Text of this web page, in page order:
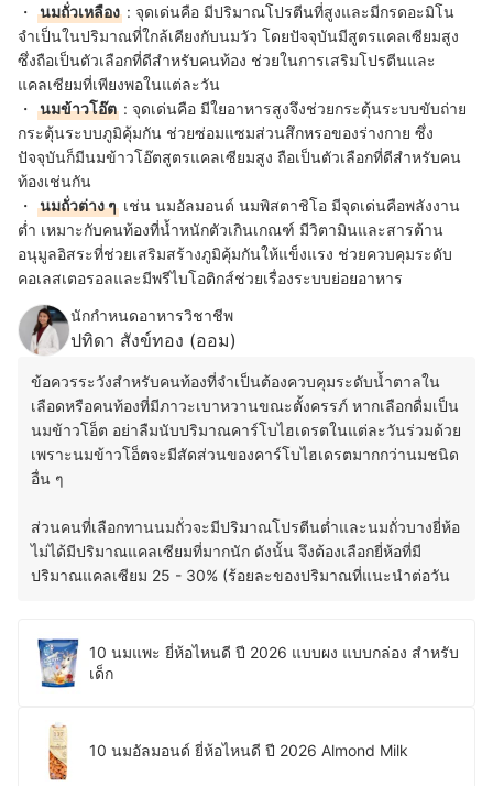
・ นมถั่วเหลือง : จุดเด่นคือ มีปริมาณโปรตีนที่สูงและมีกรดอะมิโน
จำเป็นในปริมาณที่ใกล้เคียงกับนมวัว โดยปัจจุบันมีสูตรแคลเซียมสูง
ซึ่งถือเป็นตัวเลือกที่ดีสำหรับคนท้อง ช่วยในการเสริมโปรตีนและ
แคลเซียมที่เพียงพอในแต่ละวัน
・
นมข้าวโอ๊ต : จุดเด่นคือ มีใยอาหารสูงจึงช่วยกระตุ้นระบบขับถ่าย
กระตุ้นระบบภูมิคุ้มกัน ช่วยซ่อมแซมส่วนสึกหรอของร่างกาย ซึ่ง
ปัจจุบันก็มีนมข้าวโอ๊ตสูตรแคลเซียมสูง ถือเป็นตัวเลือกที่ดีสำหรับคน
ท้องเช่นกัน
・
นมถั่วต่าง ๆ เช่น นมอัลมอนด์ นมพิสตาชิโอ มีจุดเด่นคือพลังงาน
ต่ำ เหมาะกับคนท้องที่น้ำหนักตัวเกินเกณฑ์ มีวิตามินและสารต้าน
อนุมูลอิสระที่ช่วยเสริมสร้างภูมิคุ้มกันให้แข็งแรง ช่วยควบคุมระดับ
คอเลสเตอรอลและมีพรีไบโอติกส์ช่วยเรื่องระบบย่อยอาหาร
นักกำหนดอาหารวิชาชีพ
ปทิดา สังข์ทอง (ออม)
ข้อควรระวังสำหรับคนท้องที่จำเป็นต้องควบคุมระดับน้ำตาลใน
เลือดหรือคนท้องที่มีภาวะเบาหวานขณะตั้งครรภ์ หากเลือกดื่มเป็น
นมข้าวโอ็ต อย่าลืมนับปริมาณคาร์โบไฮเดรตในแต่ละวันร่วมด้วย
เพราะนมข้าวโอ็ตจะมีสัดส่วนของคาร์โบไฮเดรตมากกว่านมชนิด
อื่น ๆ
ส่วนคนที่เลือกทานนมถั่วจะมีปริมาณโปรตีนต่ำและนมถั่วบางยี่ห้อ
ไม่ได้มีปริมาณแคลเซียมที่มากนัก ดังนั้น จึงต้องเลือกยี่ห้อที่มี
ปริมาณแคลเซียม 25 - 30% (ร้อยละของปริมาณที่แนะนำต่อวัน
10 นมแพะ ยี่ห้อไหนดี ปี 2026 แบบผง แบบกล่อง สำหรับ
เด็ก
10 นมอัลมอนด์ ยี่ห้อไหนดี ปี 2026 Almond Milk